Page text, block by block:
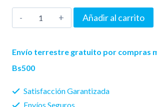
precio
original
era:
precio
actual
es:
QiYi
Warrior
Plus
3x3
cantidad
Añadir al carrito
Envío terrestre gratuito por compras
Bs500
Satisfacción Garantizada
Envíos Seguros